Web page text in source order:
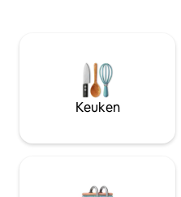
Keuken